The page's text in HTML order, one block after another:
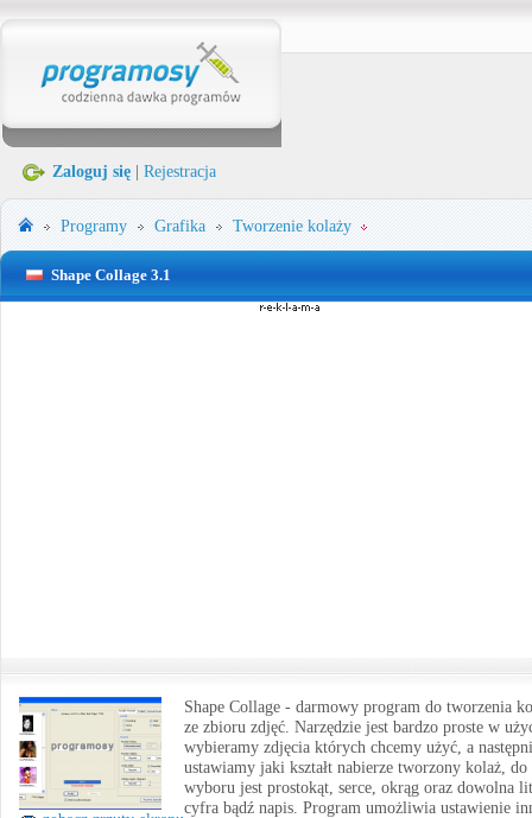
Zaloguj się Rejestracja
Programy Grafika Tworzenie kolaży
Shape Collage 3.1
Shape Collage - darmowy program do tworzenia
ze zbioru zdjęć. Narzędzie jest bardzo proste w
wybieramy zdjęcia których chcemy użyć, a
ustawiamy jaki kształt nabierze tworzony kolaż, do
wyboru jest prostokąt, serce, okrąg oraz dowolna
cyfra bądź napis. Program umożliwia ustawienie